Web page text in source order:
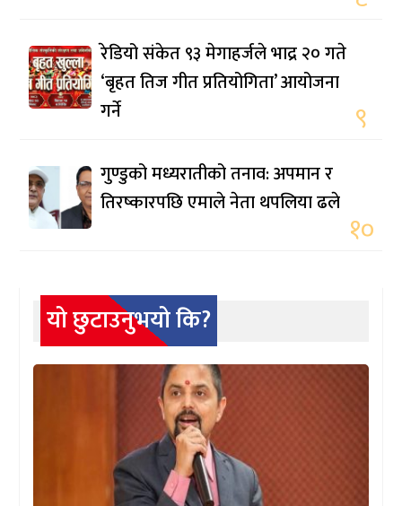
रेडियो संकेत ९३ मेगाहर्जले भाद्र २० गते
‘बृहत तिज गीत प्रतियोगिता’ आयोजना
गर्ने
९
गुण्डुको मध्यरातीको तनाव: अपमान र
तिरष्कारपछि एमाले नेता थपलिया ढले
१०
यो छुटाउनुभयो कि?